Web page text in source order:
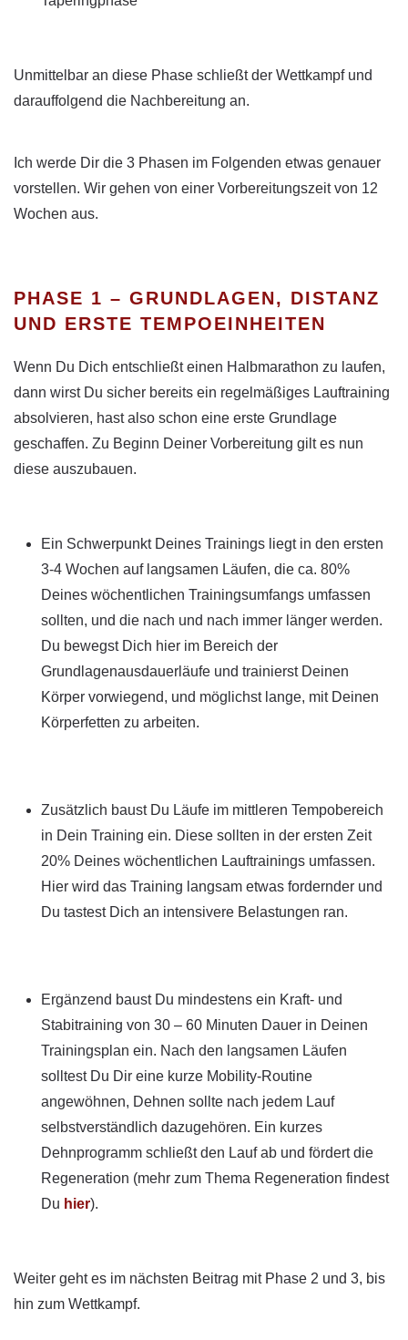
Unmittelbar an diese Phase schließt der Wettkampf und
darauffolgend die Nachbereitung an.
Ich werde Dir die 3 Phasen im Folgenden etwas genauer
vorstellen. Wir gehen von einer Vorbereitungszeit von 12
Wochen aus.
PHASE 1 – GRUNDLAGEN, DISTANZ
UND ERSTE TEMPOEINHEITEN
Wenn Du Dich entschließt einen Halbmarathon zu laufen,
dann wirst Du sicher bereits ein regelmäßiges Lauftraining
absolvieren, hast also schon eine erste Grundlage
geschaffen. Zu Beginn Deiner Vorbereitung gilt es nun
diese auszubauen.
Ein Schwerpunkt Deines Trainings liegt in den ersten
3-4 Wochen auf langsamen Läufen, die ca. 80%
Deines wöchentlichen Trainingsumfangs umfassen
sollten, und die nach und nach immer länger werden.
Du bewegst Dich hier im Bereich der
Grundlagenausdauerläufe und trainierst Deinen
Körper vorwiegend, und möglichst lange, mit Deinen
Körperfetten zu arbeiten.
Zusätzlich baust Du Läufe im mittleren Tempobereich
in Dein Training ein. Diese sollten in der ersten Zeit
20% Deines wöchentlichen Lauftrainings umfassen.
Hier wird das Training langsam etwas fordernder und
Du tastest Dich an intensivere Belastungen ran.
Ergänzend baust Du mindestens ein Kraft- und
Stabitraining von 30 – 60 Minuten Dauer in Deinen
Trainingsplan ein. Nach den langsamen Läufen
solltest Du Dir eine kurze Mobility-Routine
angewöhnen, Dehnen sollte nach jedem Lauf
selbstverständlich dazugehören. Ein kurzes
Dehnprogramm schließt den Lauf ab und fördert die
Regeneration (mehr zum Thema Regeneration findest
Du hier).
Weiter geht es im nächsten Beitrag mit Phase 2 und 3, bis
hin zum Wettkampf.